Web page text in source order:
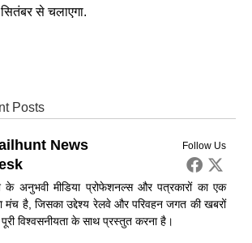
से चलाएगा.
Posts
Follow Us
News
के अनुभवी मीडिया प्रोफेशनल्स और पत्रकारों का एक
मंच है, जिसका उद्देश्य रेलवे और परिवहन जगत की खबरों
विश्वसनीयता के साथ प्रस्तुत करना है।